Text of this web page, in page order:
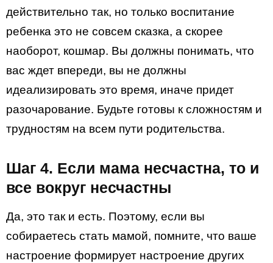
действительно так, но только воспитание
ребенка это не совсем сказка, а скорее
наоборот, кошмар. Вы должны понимать, что
вас ждет впереди, вы не должны
идеализировать это время, иначе придет
разочарование. Будьте готовы к сложностям и
трудностям на всем пути родительства.
Шаг 4. Если мама несчастна, то и
все вокруг несчастны
Да, это так и есть. Поэтому, если вы
собираетесь стать мамой, помните, что ваше
настроение формирует настроение других